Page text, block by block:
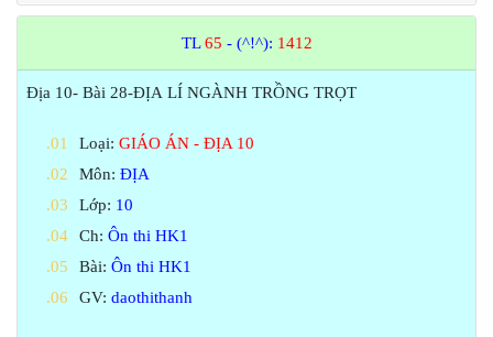
TL65 - (^!^): 1412
Địa 10- Bài 28-ĐỊA LÍ NGÀNH TRỒNG TRỌT
Loại:GIÁO ÁN - ĐỊA 10
Môn:ĐỊA
Lớp: 10
Ch:Ôn thi HK1
Bài:Ôn thi HK1
GV:daothithanh